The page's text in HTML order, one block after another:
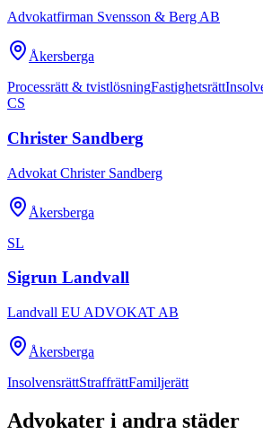
Advokatfirman Svensson & Berg AB
Åkersberga
Processrätt & tvistlösningFastighetsrätt
CS
Christer Sandberg
Advokat Christer Sandberg
Åkersberga
SL
Sigrun Landvall
Landvall EU ADVOKAT AB
Åkersberga
InsolvensrättStraffrättFamiljerätt
Advokater i andra städer